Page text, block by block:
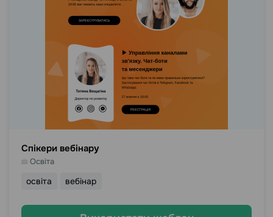
Спікери вебінару
Освіта
освіта вебінар